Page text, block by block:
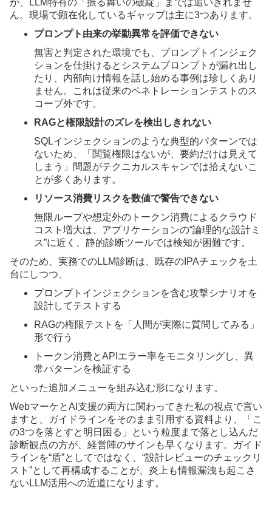
が、LLM特有の「振る舞いの破綻」までは追いきれませ
ん。現場で顕在化しているギャップは主に3つあります。
プロンプト由来の挙動異常を評価できない
無害と判定された環境でも、プロンプトインジェク
ションを仕掛けるとシステムプロンプトが漏れ出し
たり、内部向け情報を話し始める事例は珍しくあり
ません。これは従来のペネトレーションテストのス
コープ外です。
RAGと権限設計のズレを検出しきれない
SQLインジェクションのような典型的パターンでは
ないため、「閲覧権限はないが、要約だけは見えて
しまう」問題がテクニカルスキャンでは拾えないこ
とが多くあります。
リソース消費リスクを数値で警告できない
無限ループや想定外のトークン消費によるクラウド
コスト増大は、アプリケーションの“論理的な設計ミ
ス”に近く、静的診断ツールでは検知が困難です。
そのため、実務でのLLM診断は、既存のIPAチェックを土
台にしつつ、
プロンプトインジェクションを含む攻撃シナリオを
設計してテストする
RAGの権限テストを「人間が実際に質問してみる」
形で行う
トークン消費とAPIエラー率をモニタリングし、異
常パターンを検証する
といった追加メニューを組み込む形になります。
WebマーケとAI支援の両方に関わってきた私の視点で言い
ますと、ガイドラインをそのまま引用する資料より、「こ
の3つを落とすと明日困る」という粒度まで落とし込んだ
診断観点の方が、経営陣のサインも早くなります。ガイド
ラインを“盾”としてではなく、“設計レビューのチェックリ
スト”として再構成することが、炎上も情報漏洩も起こさ
ないLLM活用への近道になります。